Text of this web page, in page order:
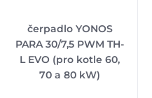
čerpadlo YONOS
PARA 30/7,5 PWM TH-
L EVO (pro kotle 60,
70 a 80 kW)